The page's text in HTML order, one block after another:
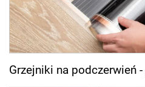
Grzejniki na podczerwień